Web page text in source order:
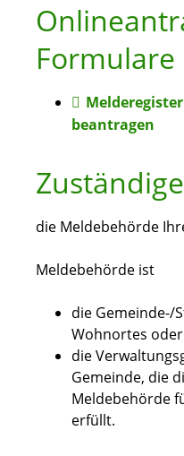
Formulare
beantragen
die Meldebehörde
Meldebehörde ist
die Gemeinde-/
Wohnortes oder
die
Gemeinde, die
Meldebehörde
erfüllt.